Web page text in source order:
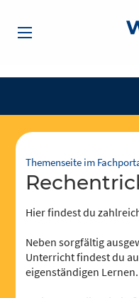
Themenseite im
Hier findest du
Neben sorgfältig
Unterricht findest du
eigenständigen Lernen.